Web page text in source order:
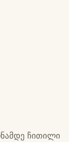
ჩითილი